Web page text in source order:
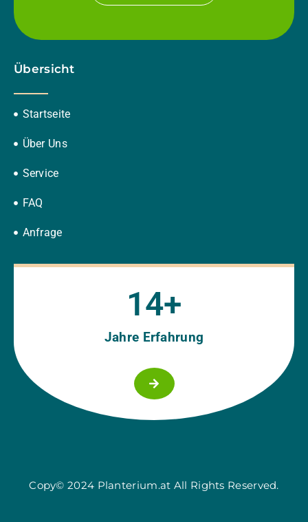
Übersicht
Startseite
Über Uns
Service
FAQ
Anfrage
Jahre Erfahrung
15+
Copy© 2024 Planterium.at All Rights Reserved.